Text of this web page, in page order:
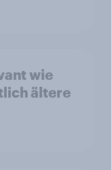
wie
ältere